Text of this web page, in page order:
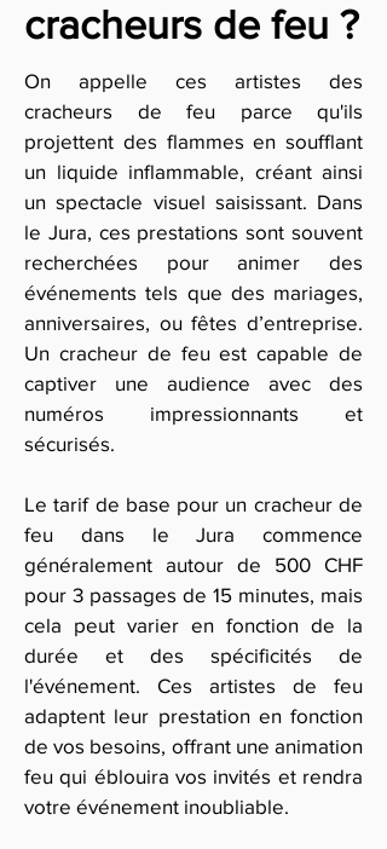
cracheurs de feu ?
On appelle ces artistes des
cracheurs de feu parce qu'ils
projettent des flammes en soufflant
un liquide inflammable, créant ainsi
un spectacle visuel saisissant. Dans
le Jura, ces prestations sont souvent
recherchées pour animer des
événements tels que des mariages,
anniversaires, ou fêtes d’entreprise.
Un cracheur de feu est capable de
captiver une audience avec des
numéros impressionnants et
sécurisés.
Le tarif de base pour un cracheur de
feu dans le Jura commence
généralement autour de 500 CHF
pour 3 passages de 15 minutes, mais
cela peut varier en fonction de la
durée et des spécificités de
l'événement. Ces artistes de feu
adaptent leur prestation en fonction
de vos besoins, offrant une animation
feu qui éblouira vos invités et rendra
votre événement inoubliable.